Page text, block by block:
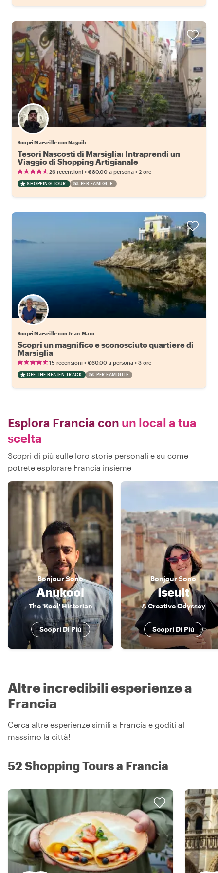
Scopri Marseille con Naguib
Tesori Nascosti di Marsiglia: Intraprendi un
Viaggio di Shopping Artigianale
26 recensioni • €80.00 a persona • 2 ore
SHOPPING TOUR PER FAMIGLIE
Scopri Marseille con Jean-Marc
Scopri un magnifico e sconosciuto quartiere di
Marsiglia
15 recensioni • €60.00 a persona • 3 ore
OFF THE BEATEN TRACK PER FAMIGLIE
Esplora Francia con un local a tua
scelta
Scopri di più sulle loro storie personali e su come
potrete esplorare Francia insieme
BonjourSono
Anukool
The 'Kool' Historian
Scopri Di Più
BonjourSono
Iseult
A Creative Odyssey
Scopri Di Più
Altre incredibili esperienze a
Francia
Cerca altre esperienze simili a Francia e goditi al
massimo la città!
52 Shopping Tours a Francia